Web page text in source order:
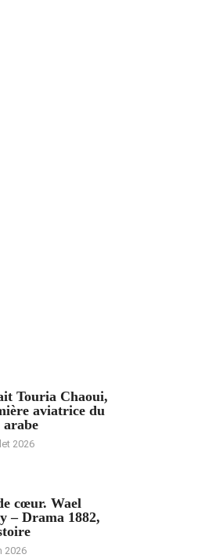
Touria Chaoui,
aviatrice du
arabe
2026
cœur. Wael
– Drama 1882,
2026